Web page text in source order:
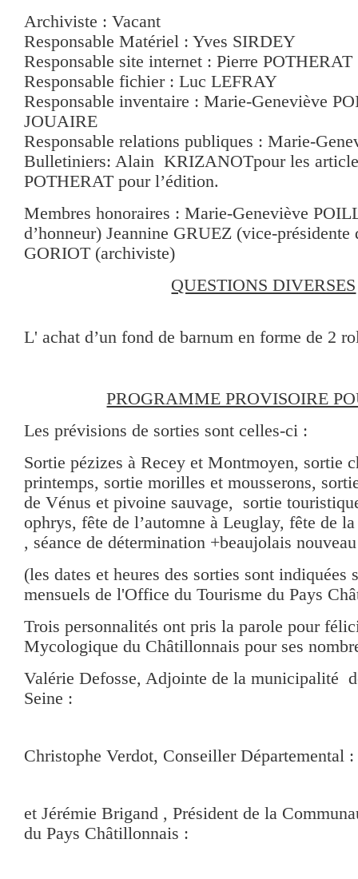
Archiviste : Vacant
Responsable Matériel : Yves SIRDEY
Responsable site internet : Pierre POTHERAT
Responsable fichier : Luc LEFRAY
Responsable inventaire : Marie-Geneviève
JOUAIRE
Responsable relations publiques : Marie-
Bulletiniers: Alain KRIZANOTpour les
POTHERAT pour l’édition.
Membres honoraires : Marie-Geneviève
d’honneur) Jeannine GRUEZ (vice-présidente
GORIOT (archiviste)
QUESTIONS DIVERSES
L' achat d’un fond de barnum en forme de 2
PROGRAMME PROVISOIRE
Les prévisions de sorties sont celles-ci :
Sortie pézizes à Recey et Montmoyen, sortie
printemps, sortie morilles et mousserons,
de Vénus et pivoine sauvage, sortie
ophrys, fête de l’automne à Leuglay, fête de
, séance de détermination +beaujolais
(les dates et heures des sorties sont indiquées
mensuels de l'Office du Tourisme du Pays
Trois personnalités ont pris la parole pour
Mycologique du Châtillonnais pour ses
Valérie Defosse, Adjointe de la municipalité
Seine :
Christophe Verdot, Conseiller Départemental :
et Jérémie Brigand , Président de la
du Pays Châtillonnais :